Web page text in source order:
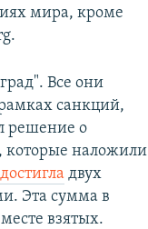
мира, кроме
Все они
санкций,
решение о
которые наложили
достигла двух
Эта сумма в
взятых.